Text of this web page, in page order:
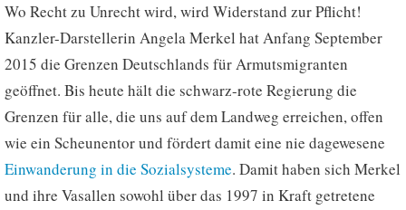
Wo Recht zu Unrecht wird, wird Widerstand zur Pflicht!
Kanzler-Darstellerin Angela Merkel hat Anfang September
2015 die Grenzen Deutschlands für Armutsmigranten
geöffnet. Bis heute hält die schwarz-rote Regierung die
Grenzen für alle, die uns auf dem Landweg erreichen, offen
wie ein Scheunentor und fördert damit eine nie dagewesene
Einwanderung in die Sozialsysteme. Damit haben sich Merkel
und ihre Vasallen sowohl über das 1997 in Kraft getretene